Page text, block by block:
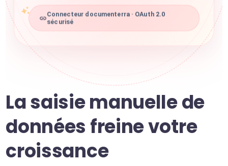
Connecteur documenterra · OAuth 2.0
sécurisé
La saisie manuelle de
données freine votre
croissance